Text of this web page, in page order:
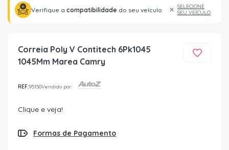
Verifique a compatibilidade do seu veículo
SELECIONE
SEU VEÍCULO
Correia Poly V Contitech 6Pk1045
1045Mm Marea Camry
REF:95150Vendido por:
Clique e veja!
Formas de Pagamento